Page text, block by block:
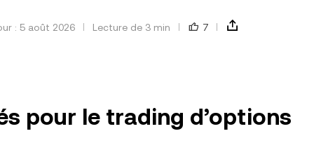
: 5 août 2026 Lecture de 3 min 7
pour le trading d’options